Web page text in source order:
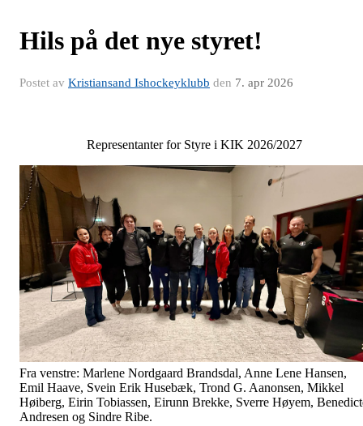
Hils på det nye styret!
Postet av Kristiansand Ishockeyklubb den 7. apr 2026
Representanter for Styre i KIK 2026/2027
Fra venstre: Marlene Nordgaard Brandsdal, Anne Lene Hansen,
Emil Haave, Svein Erik Husebæk, Trond G. Aanonsen, Mikkel
Høiberg, Eirin Tobiassen, Eirunn Brekke, Sverre Høyem,
Andresen og Sindre Ribe.